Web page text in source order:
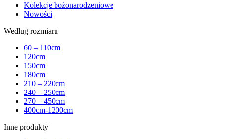
Kolekcje bożonarodzeniowe
Nowości
Według rozmiaru
60 – 110cm
120cm
150cm
180cm
210 – 220cm
240 – 250cm
270 – 450cm
400cm-1200cm
Inne produkty